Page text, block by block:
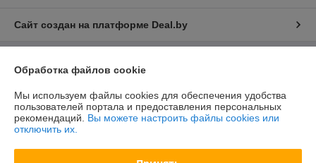
Сайт создан на платформе Deal.by
Информация для покупателя
Юридическое лицо:ООО "БелХайлер"
220024, г. Минск, ул. Стебенева, 2А, оф. 21
Регистрационный номер ЕГР: 193304407
УНП: 193304407
Обработка файлов cookie
Мы используем файлы cookies для обеспечения удобства
пользователей портала и предоставления персональных
рекомендаций. Вы можете настроить файлы cookies или
отключить их.